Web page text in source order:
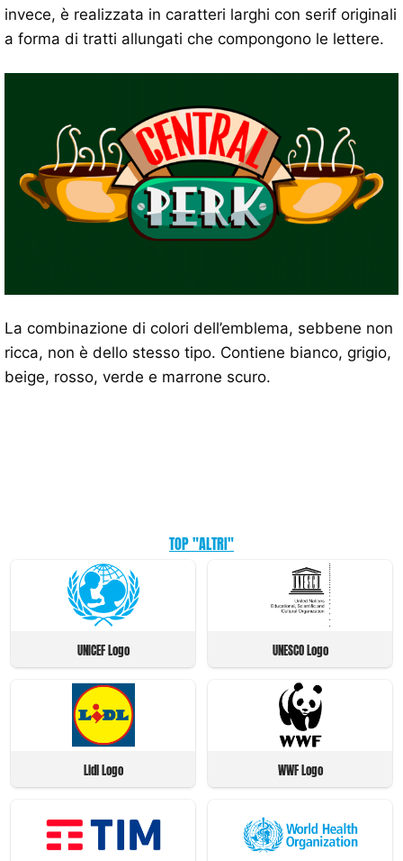
invece, è realizzata in caratteri larghi con serif originali
a forma di tratti allungati che compongono le lettere.
La combinazione di colori dell’emblema, sebbene non
ricca, non è dello stesso tipo. Contiene bianco, grigio,
beige, rosso, verde e marrone scuro.
TOP "ALTRI"
UNICEF Logo UNESCO Logo
Lidl Logo WWF Logo